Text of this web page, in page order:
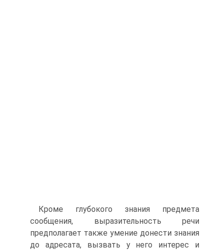
Кроме глубокого знания предмета
сообщения, вырази­тельность речи
предполагает также умение донести знания
до адресата, вызвать у него интерес и